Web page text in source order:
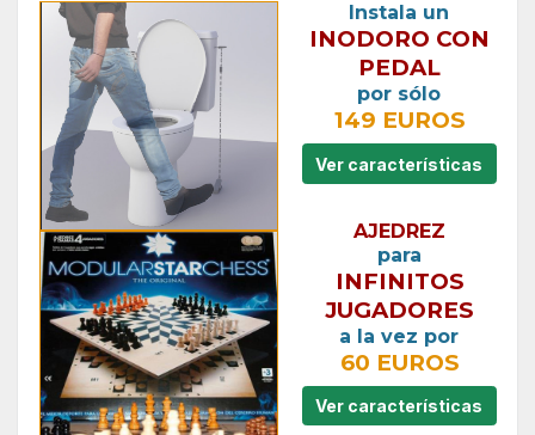
Instala un
INODORO CON
PEDAL
por sólo
149 EUROS
Ver características
AJEDREZ
para
INFINITOS
JUGADORES
a la vez por
60 EUROS
Ver características